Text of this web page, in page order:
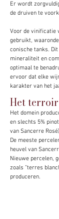
Er wordt
de druiven te
Voor de vinificatie
gebruikt,
conische tanks.
mineraliteit en
optimaal te
ervoor dat elke
karakter van het
Het
Het domein
en slechts 5%
van Sancerre
De meeste
heuvel van
Nieuwe percelen,
zoals "terres
produceren.